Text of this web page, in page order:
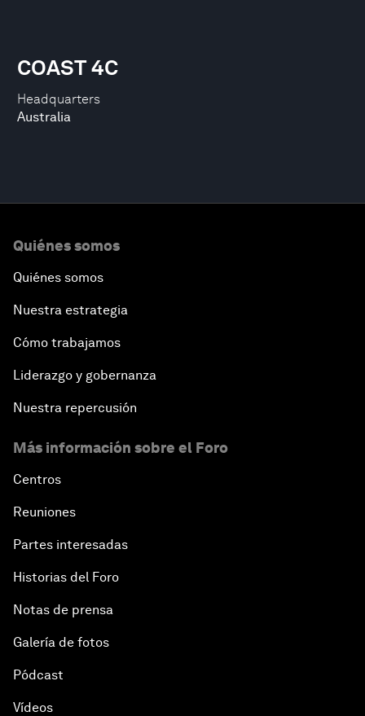
Headquarters
Australia
COAST 4C
Quiénes somos
Quiénes somos
Nuestra estrategia
Cómo trabajamos
Liderazgo y gobernanza
Nuestra repercusión
Más información sobre el Foro
Centros
Reuniones
Partes interesadas
Historias del Foro
Notas de prensa
Galería de fotos
Pódcast
Vídeos